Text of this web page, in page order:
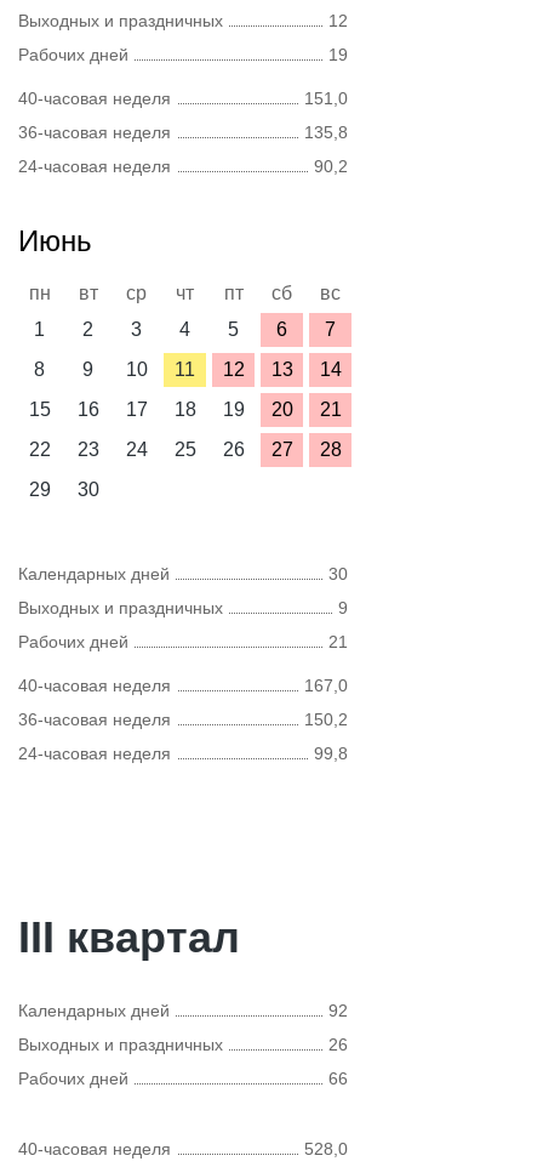
Выходных и праздничных
12
Рабочих дней
19
40-часовая неделя
151,0
36-часовая неделя
135,8
24-часовая неделя
90,2
Июнь
пн вт ср чт пт сб
вс
1
2 3 4 5 6
7
8
9 10 11 12 13
14
15
16 17 18 19 20
21
22
23 24 25 26 27
28
29
30
Календарных дней
30
Выходных и праздничных
9
Рабочих дней
21
40-часовая неделя
167,0
36-часовая неделя
150,2
24-часовая неделя
99,8
III квартал
Календарных дней
92
Выходных и праздничных
26
Рабочих дней
66
40-часовая неделя 528,0